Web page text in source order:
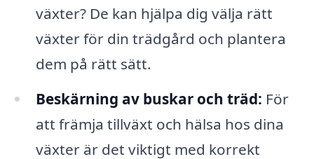
växter? De kan hjälpa dig välja rätt
växter för din trädgård och plantera
dem på rätt sätt.
Beskärning av buskar och träd: För
att främja tillväxt och hälsa hos dina
växter är det viktigt med korrekt